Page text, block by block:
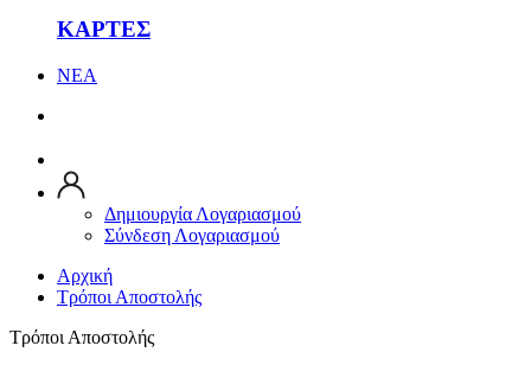
ΚΑΡΤΕΣ
ΝΕΑ
Δημιουργία Λογαριασμού
Σύνδεση Λογαριασμού
Αρχική
Τρόποι Αποστολής
Τρόποι Αποστολής